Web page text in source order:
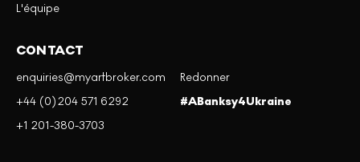
L'équipe
CONTACT
enquiries@myartbroker.com
+44 (0)204 571 6292
+1 201-380-3703
Redonner
#ABanksy4Ukraine